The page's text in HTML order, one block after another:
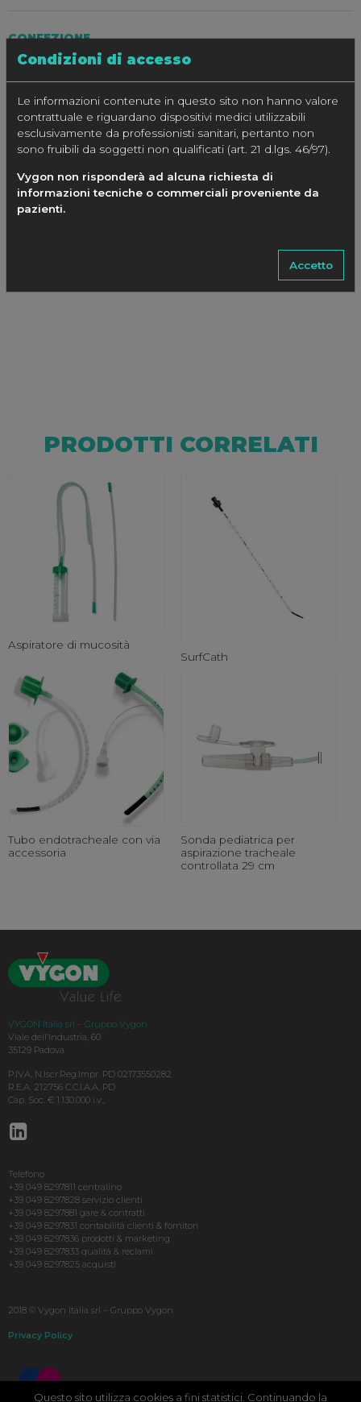
Condizioni di accesso
Le informazioni contenute in questo sito non hanno valore
contrattuale e riguardano dispositivi medici utilizzabili
esclusivamente da professionisti sanitari, pertanto non
sono fruibili da soggetti non qualificati (art. 21 d.lgs. 46/97).
Vygon non risponderà ad alcuna richiesta di
informazioni tecniche o commerciali proveniente da
pazienti.
Accetto
CONFEZIONE
80516.35D
SPECIFICHE
CODICE
Ø SONDA
Ø int-est mm Lunghezza mm
150
PRODOTTI CORRELATI
Aspiratore di mucosità
SurfCath
Tubo endotracheale con via
accessoria
Sonda pediatrica per
aspirazione tracheale
controllata 29 cm
VYGON Italia srl – Gruppo Vygon
Viale dell’Industria, 60
35129 Padova
P.IVA, N.Iscr.Reg.Impr. PD 02173550282
R.E.A. 212756 C.C.I.A.A. PD
Cap. Soc. € 1.130.000 i.v.,
Telefono
+39 049 8297811 centralino
+39 049 8297828 servizio clienti
+39 049 8297881 gare & contratti
+39 049 8297831 contabilità clienti & fornitori
+39 049 8297836 prodotti & marketing
+39 049 8297833 qualità & reclami
+39 049 8297825 acquisti
2018 © Vygon Italia srl – Gruppo Vygon
Privacy Policy
Questo sito utilizza cookies a fini statistici. Continuando la